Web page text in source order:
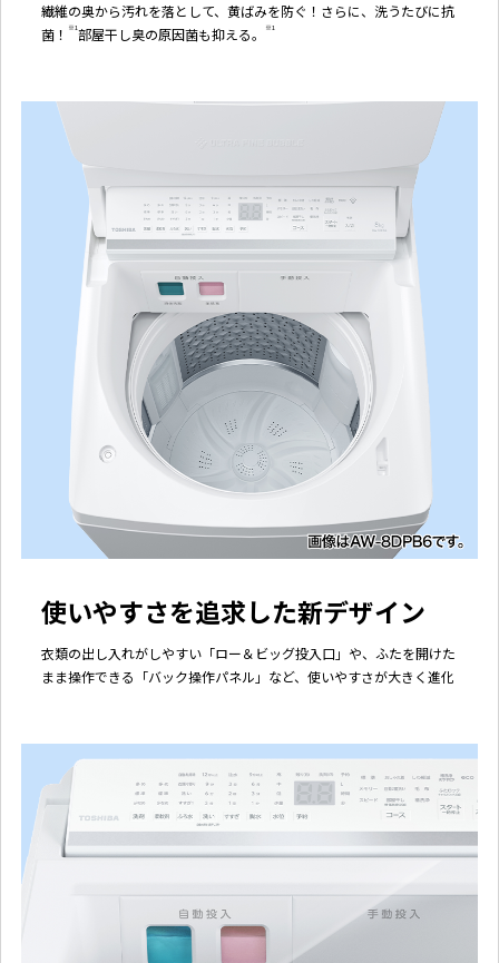
繊維の奥から汚れを落として、黄ばみを防ぐ！さらに、洗うたびに抗
菌！
※1部屋干し臭の原因菌も抑える。 ※1
使いやすさを追求した新デザイン
衣類の出し入れがしやすい「ロー＆ビッグ投入口」や、ふたを開けた
まま操作できる「バック操作パネル」など、使いやすさが大きく進化